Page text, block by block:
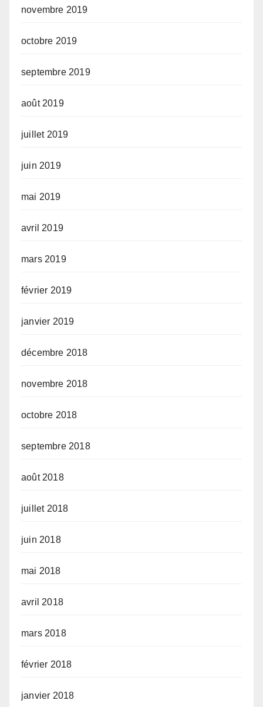
novembre 2019
octobre 2019
septembre 2019
août 2019
juillet 2019
juin 2019
mai 2019
avril 2019
mars 2019
février 2019
janvier 2019
décembre 2018
novembre 2018
octobre 2018
septembre 2018
août 2018
juillet 2018
juin 2018
mai 2018
avril 2018
mars 2018
février 2018
janvier 2018